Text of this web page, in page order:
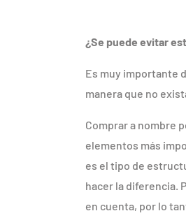
¿Se puede evitar
Es muy importante
manera que no
Comprar a nombre
elementos más
es el tipo de
hacer la diferencia.
en cuenta, por lo